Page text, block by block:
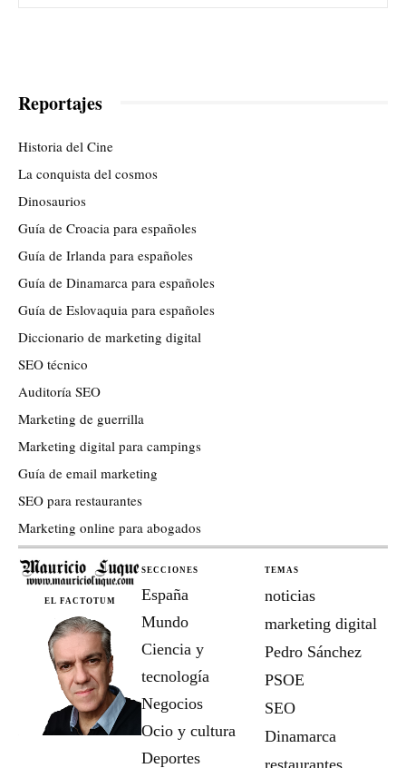
Reportajes
Historia del Cine
La conquista del cosmos
Dinosaurios
Guía de Croacia para españoles
Guía de Irlanda para españoles
Guía de Dinamarca para españoles
Guía de Eslovaquia para españoles
Diccionario de marketing digital
SEO técnico
Auditoría SEO
Marketing de guerrilla
Marketing digital para campings
Guía de email marketing
SEO para restaurantes
Marketing online para abogados
EL FACTOTUM
SECCIONES
España
Mundo
Ciencia y
tecnología
Negocios
Ocio y cultura
Deportes
TEMAS
noticias
marketing digital
Pedro Sánchez
PSOE
SEO
Dinamarca
restaurantes